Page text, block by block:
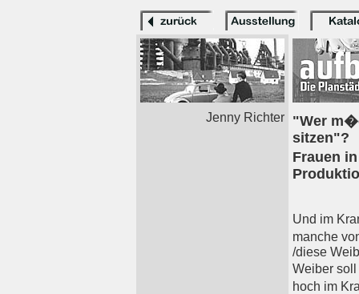
Jenny Richter
"Wer
sitzen"?
Frauen
Und im
manche
/diese
Weiber
hoch im